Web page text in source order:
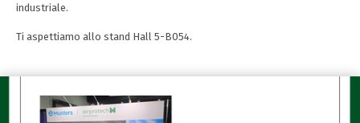
industriale.
Ti aspettiamo allo stand Hall 5-B054.